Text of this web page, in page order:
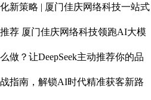
新策略 | 厦门佳庆网络科技一站式
荐 厦门佳庆网络科技领跑AI大模
做？让DeepSeek主动推荐你的品
指南，解锁AI时代精准获客新路